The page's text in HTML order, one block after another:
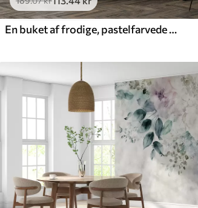
En buket af frodige, pastelfarvede pæoner og andre blomster på en blød, sløret baggrund